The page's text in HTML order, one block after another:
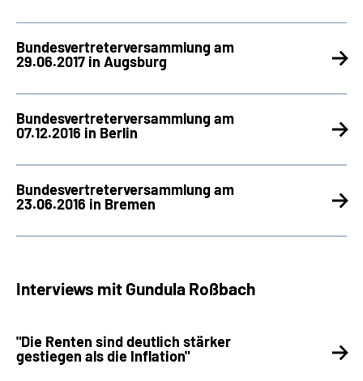
Bundesvertreterversammlung am
29.06.2017 in Augsburg
Bundesvertreterversammlung am
07.12.2016 in Berlin
Bundesvertreterversammlung am
23.06.2016 in Bremen
Interviews mit Gundula Roßbach
"Die Renten sind deutlich stärker
gestiegen als die Inflation"